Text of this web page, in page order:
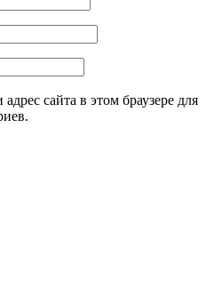
сайта в этом браузере для